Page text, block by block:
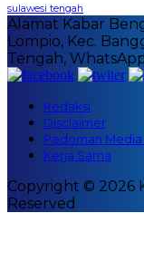
sulawesi tengah
Alamat Kabar
Lompio, Kec.
Tengah,
Redaksi
Disclaimer
Pedoman
Kerja Sama
Copyright © 2026
Reserved